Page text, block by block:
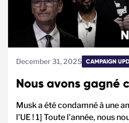
December 31, 2025 CAMPAIGN
Nous avons gagné
Musk a été condamné à une
l'UE ! 1] Toute l'année, nous